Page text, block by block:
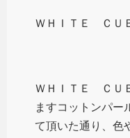
ＷＨＩＴＥ ＣＵ
ＷＨＩＴＥ ＣＵ
ますコットンパー
て頂いた通り、色